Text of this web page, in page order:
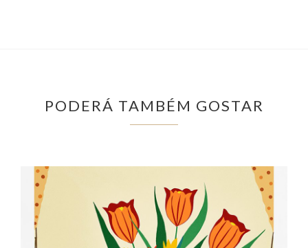
PODERÁ TAMBÉM GOSTAR